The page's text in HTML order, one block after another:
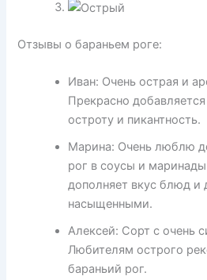
Отзывы о бараньем роге:
Иван: Очень острая и
Прекрасно
остроту и пикантность.
Марина: Очень люблю
рог в соусы и
дополняет вкус блюд и
насыщенными.
Алексей: Сорт с очень
Любителям острого
бараньий рог.